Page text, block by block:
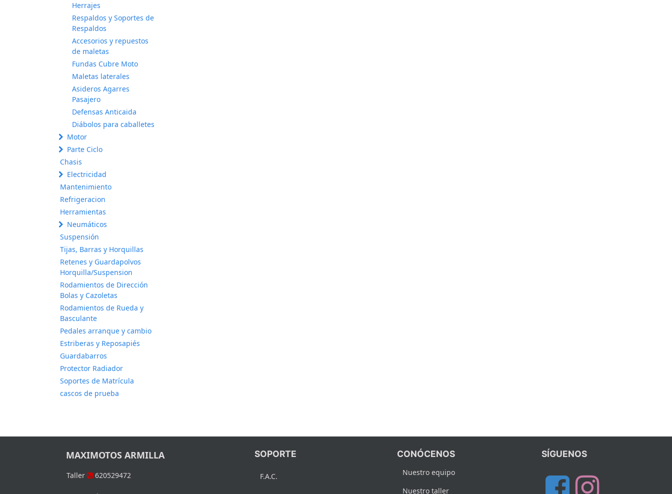
Herrajes
Respaldos y Soportes de
Respaldos
Accesorios y repuestos
de maletas
Fundas Cubre Moto
Maletas laterales
Asideros Agarres
Pasajero
Defensas Anticaida
Diábolos para caballetes
Motor
Parte Ciclo
Chasis
Electricidad
Mantenimiento
Refrigeracion
Herramientas
Neumáticos
Suspensión
Tijas, Barras y Horquillas
Retenes y Guardapolvos
Horquilla/Suspension
Rodamientos de Dirección
Bolas y Cazoletas
Rodamientos de Rueda y
Basculante
Pedales arranque y cambio
Estriberas y Reposapiés
Guardabarros
Protector Radiador
Soportes de Matrícula
cascos de prueba
MAXIMOTOS ARMILLA
Taller 620529472
SOPORTE
F.A.C.
CONÓCENOS
Nuestro equipo
Nuestro taller
SÍGUENOS